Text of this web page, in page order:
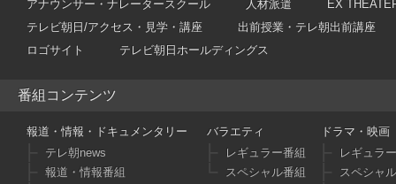
アナウンサー・ナレータースクール
人材派遣
EX
テレビ朝日/アクセス・見学・講座
出前授業・テレ朝出前講座
ロゴサイト
テレビ朝日ホールディングス
番組コンテンツ
報道・情報・ドキュメンタリー
テレ朝news
報道・情報番組
バラエティ
レギュラー番組
スペシャル番組
ドラマ・映画
レギュラ
スペシャ